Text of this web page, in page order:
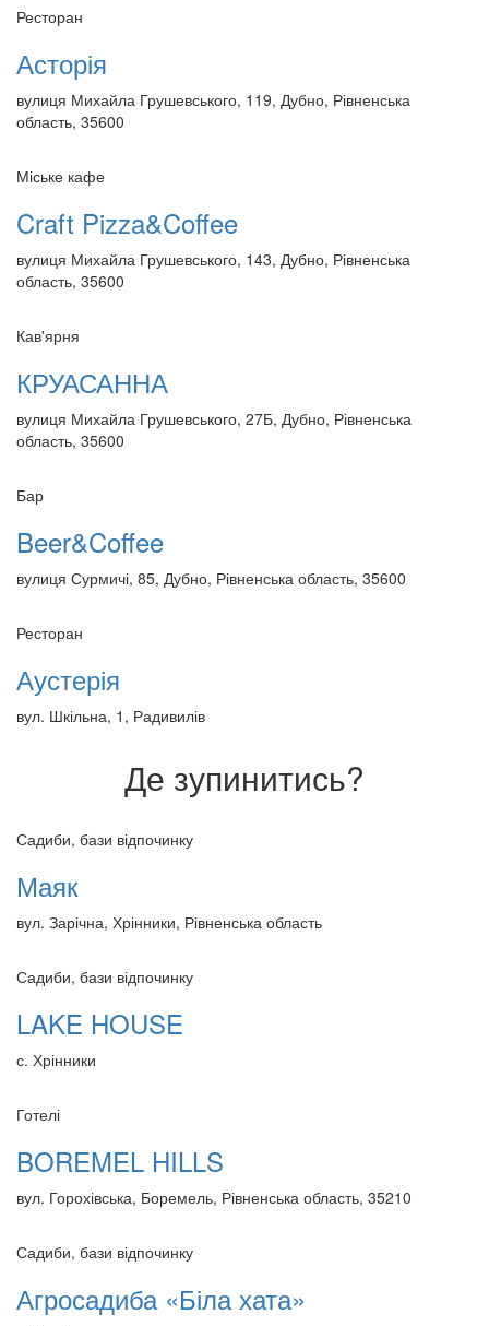
Ресторан
Асторія
вулиця Михайла Грушевського, 119, Дубно, Рівненська
область, 35600
Міське кафе
Craft Pizza&Coffee
вулиця Михайла Грушевського, 143, Дубно, Рівненська
область, 35600
Кав'ярня
КРУАСАННА
вулиця Михайла Грушевського, 27Б, Дубно, Рівненська
область, 35600
Бар
Beer&Coffee
вулиця Сурмичі, 85, Дубно, Рівненська область, 35600
Ресторан
Аустерія
вул. Шкільна, 1, Радивилів
Де зупинитись?
Садиби, бази відпочинку
Маяк
вул. Зарічна, Хрінники, Рівненська область
Садиби, бази відпочинку
LAKE HOUSE
с. Хрінники
Готелі
BOREMEL HILLS
вул. Горохівська, Боремель, Рівненська область, 35210
Садиби, бази відпочинку
Агросадиба «Біла хата»